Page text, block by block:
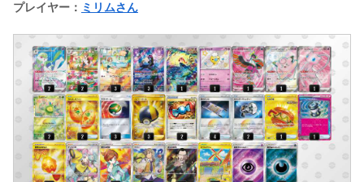
プレイヤー： ミリムさん